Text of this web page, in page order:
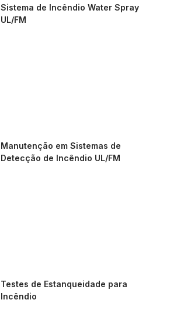
Sistema de Incêndio Water Spray
UL/FM
Manutenção em Sistemas de
Detecção de Incêndio UL/FM
Testes de Estanqueidade para
Incêndio